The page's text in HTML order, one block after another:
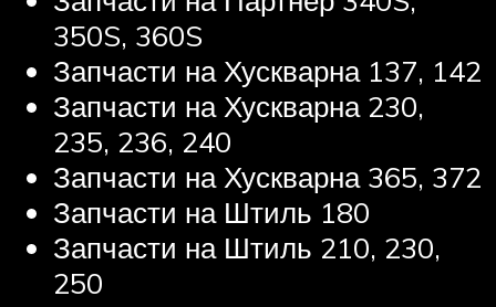
350S, 360S
Запчасти на Хускварна 137, 142
Запчасти на Хускварна 230,
235, 236, 240
Запчасти на Хускварна 365, 372
Запчасти на Штиль 180
Запчасти на Штиль 210, 230,
250